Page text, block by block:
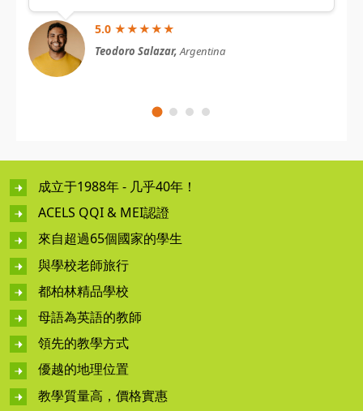
5.0 ★★★★★
Teodoro Salazar,Argentina
成立于1988年 - 几乎40年！
ACELS QQI & MEI認證
來自超過65個國家的學生
與學校老師旅行
都柏林精品學校
母語為英語的教師
領先的教學方式
優越的地理位置
教學質量高，價格實惠